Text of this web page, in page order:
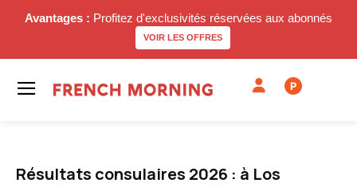
Avantages : Profitez d'exclusivités réservées aux abonnés
VOIR LES OFFRES
P
Résultats consulaires 2026 : à Los